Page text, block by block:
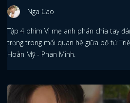
Nga Cao
Tập 4 phim Vì mẹ anh phán chia tay
trọng trong mối quan hệ giữa bộ tứ
Hoàn Mỹ - Phan Minh.